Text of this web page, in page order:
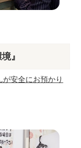
』
安全にお預かり